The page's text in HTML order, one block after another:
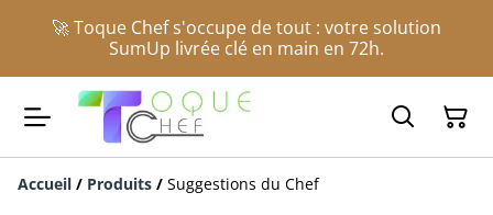
🚀 Toque Chef s'occupe de tout : votre solution
SumUp livrée clé en main en 72h.
Accueil / Produits / Suggestions du Chef